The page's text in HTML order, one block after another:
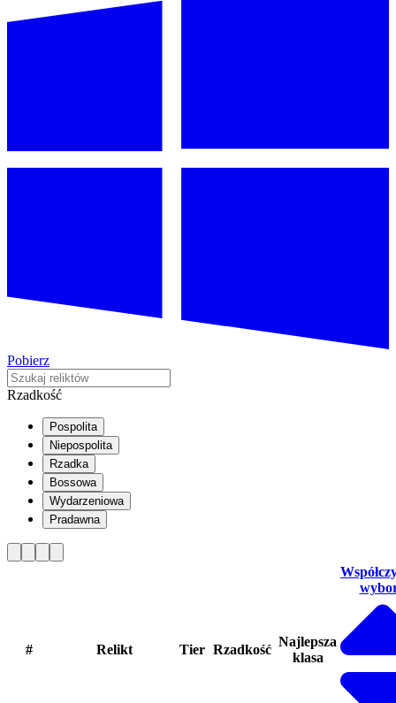
Pobierz
Rzadkość
Pospolita
Niepospolita
Rzadka
Bossowa
Wydarzeniowa
Pradawna
# Relikt Tier Rzadkość
Najlepsza
klasa